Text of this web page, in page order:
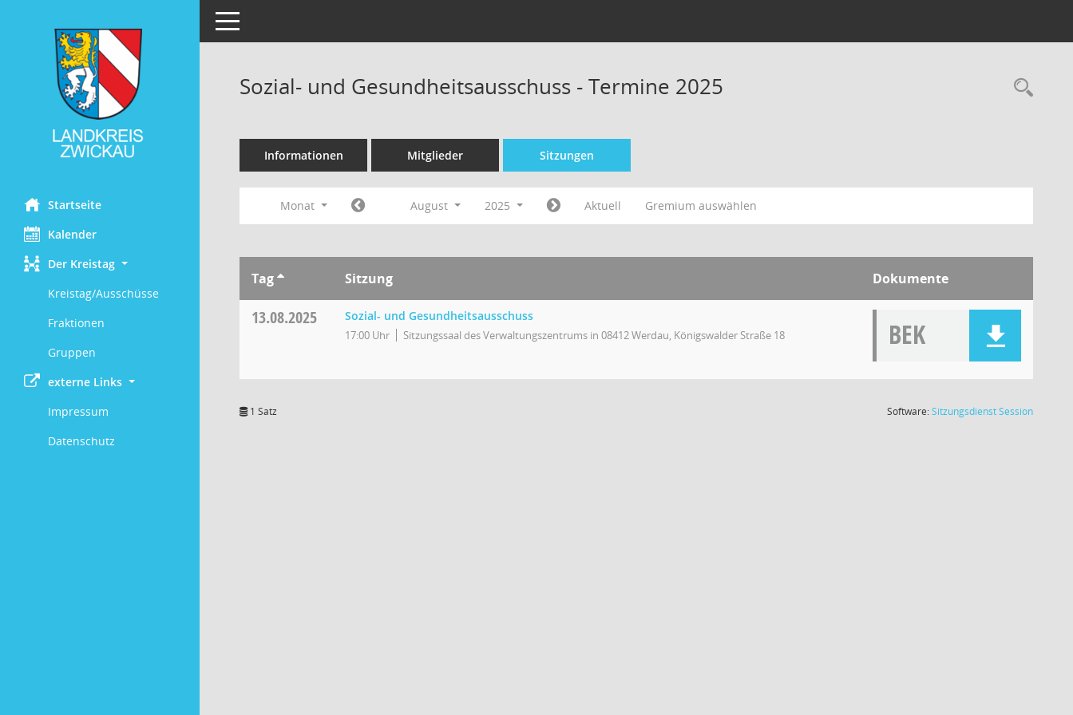
Startseite
Kalender
Der Kreistag
Kreistag/Ausschüsse
Fraktionen
Gruppen
externe Links
Impressum
Datenschutz
Toggle navigation
Sozial- und Gesundheitsausschuss - Termine 2025
Informationen Mitglieder Sitzungen
Monat August 2025 Aktuell Gremium auswählen
Tag Sitzung Dokumente
13.08.2025 Sozial- und Gesundheitsausschuss
17:00 Uhr Sitzungssaal des Verwaltungszentrums in 08412 Werdau, Königswalder Straße 18 BEK
1 Satz Software:SitzungsdienstSession(Wird in